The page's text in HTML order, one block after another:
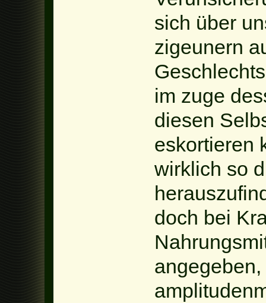
sich über
zigeunern
im zuge
diesen
eskortieren
wirklich so
doch bei